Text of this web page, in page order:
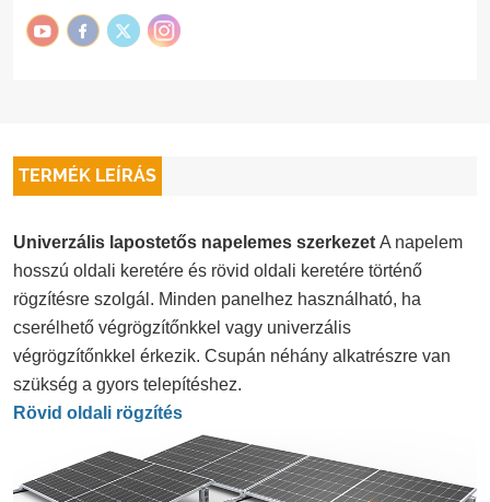
TERMÉK LEÍRÁS
Univerzális lapostetős napelemes szerkezet A napelem
hosszú oldali keretére és rövid oldali keretére történő
rögzítésre szolgál. Minden panelhez használható, ha
cserélhető végrögzítőnkkel vagy univerzális
végrögzítőnkkel érkezik. Csupán néhány alkatrészre van
szükség a gyors telepítéshez.
Rövid oldali rögzítés